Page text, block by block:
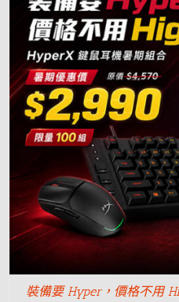
裝備要 Hyper，價格不用